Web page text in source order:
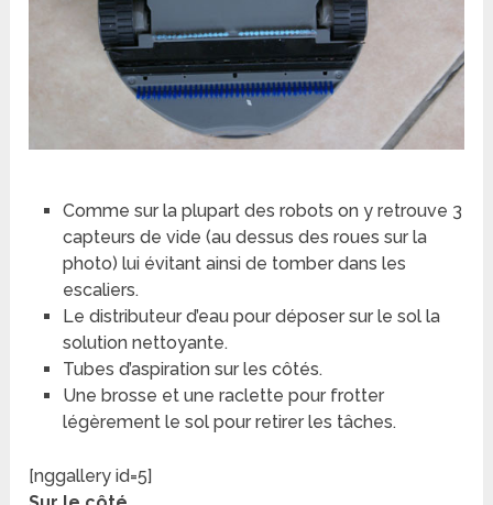
Comme sur la plupart des robots on y retrouve 3
capteurs de vide (au dessus des roues sur la
photo) lui évitant ainsi de tomber dans les
escaliers.
Le distributeur d’eau pour déposer sur le sol la
solution nettoyante.
Tubes d’aspiration sur les côtés.
Une brosse et une raclette pour frotter
légèrement le sol pour retirer les tâches.
[nggallery id=5]